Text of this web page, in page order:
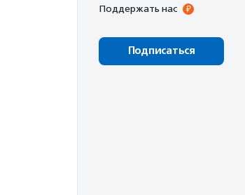
Поддержать нас
Подписаться